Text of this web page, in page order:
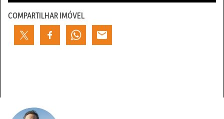
COMPARTILHAR IMÓVEL